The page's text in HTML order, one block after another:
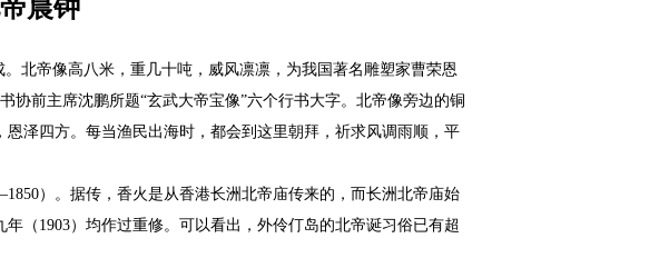
晨钟
。北帝像高八米，重几十吨，威风凛凛，为我国著名雕塑家曹荣恩
协前主席沈鹏所题“玄武大帝宝像”六个行书大字。北帝像旁边的铜
泽四方。每当渔民出海时，都会到这里朝拜，祈求风调雨顺，平
）。据传，香火是从香港长洲北帝庙传来的，而长洲北帝庙始
（1903）均作过重修。可以看出，外伶仃岛的北帝诞习俗已有超